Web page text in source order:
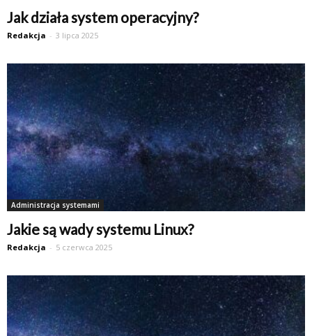
Jak działa system operacyjny?
Redakcja - 3 lipca 2025
Administracja systemami
Jakie są wady systemu Linux?
Redakcja - 5 czerwca 2025